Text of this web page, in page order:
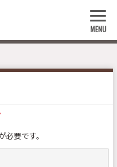
MENU
必要です。